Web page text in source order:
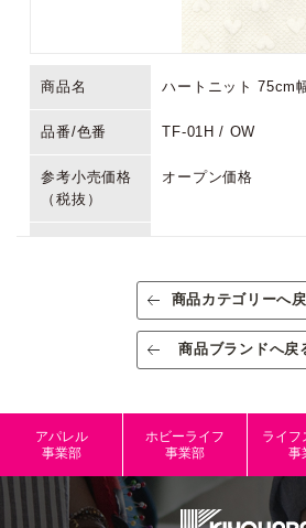
商品名 ハートニット 75cm
品番/色番 TF-01H / OW
参考小売価格
（税抜）
オープン価格
ポリエステル96%、
出荷単位:1反
イズ
本体サイズ
商品カテゴリーへ
商品ブランドへ戻
アパレル
事業部
ホビーライフ
事業部
ライフ
事